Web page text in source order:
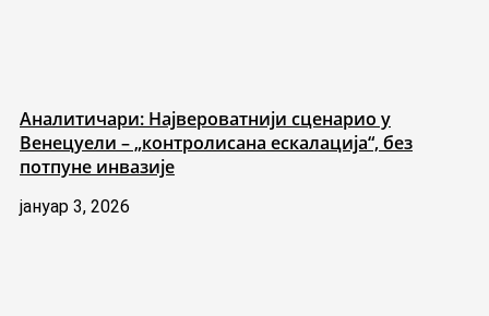
Аналитичари: Највероватнији сценарио у
Венецуели – „контролисана ескалација“, без
потпуне инвазије
јануар 3, 2026